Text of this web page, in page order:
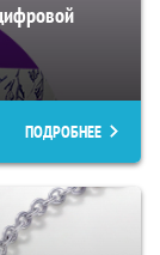
ПОДРОБНЕЕ